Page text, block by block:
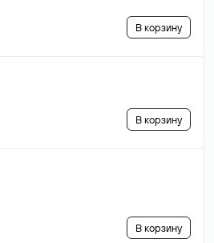
В корзину
В корзину
В корзину